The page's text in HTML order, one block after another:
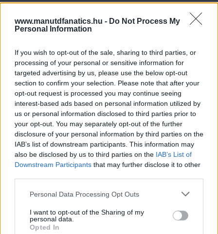
www.manutdfanatics.hu - Do Not Process My
Personal Information
If you wish to opt-out of the sale, sharing to third parties, or
processing of your personal or sensitive information for
targeted advertising by us, please use the below opt-out
section to confirm your selection. Please note that after your
opt-out request is processed you may continue seeing
interest-based ads based on personal information utilized by
us or personal information disclosed to third parties prior to
your opt-out. You may separately opt-out of the further
disclosure of your personal information by third parties on the
IAB’s list of downstream participants. This information may
also be disclosed by us to third parties on the IAB’s List of
Downstream Participants that may further disclose it to other
Please note that this website/app uses one or more Google
not limited to your visit or usage behaviour. You may click to
grant or deny consent to Google and its third-party tags to
Personal Data Processing Opt Outs
I want to opt-out of the Sharing of my
personal data.
Opted In
Meccs Center
Paris Saint-Germainvs
Manchester United
Felkészülési szezon 4. mérkőzés
Nya Ullevi, Göteborg
2026-08-08 17:00
1 nap 10 óra 10 perc 7 másodperc
Leeds Unitedvs Manchester United2026-08-12 20:30
AC MilanvsManchester United2026-08-15 18:00